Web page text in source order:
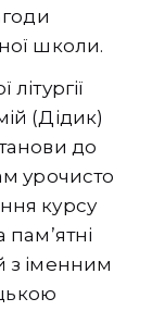
школи.
(Дідик)
до
урочисто
курсу
з іменним